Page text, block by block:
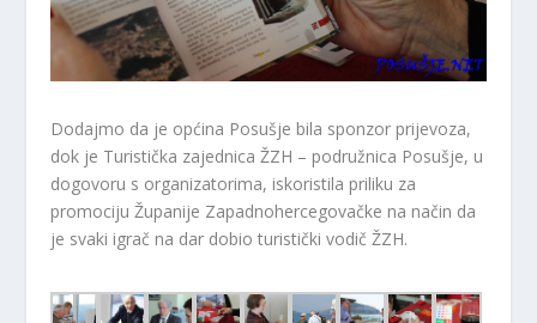
Dodajmo da je općina Posušje bila sponzor prijevoza,
dok je Turistička zajednica ŽZH – podružnica Posušje, u
dogovoru s organizatorima, iskoristila priliku za
promociju Županije Zapadnohercegovačke na način da
je svaki igrač na dar dobio turistički vodič ŽZH.